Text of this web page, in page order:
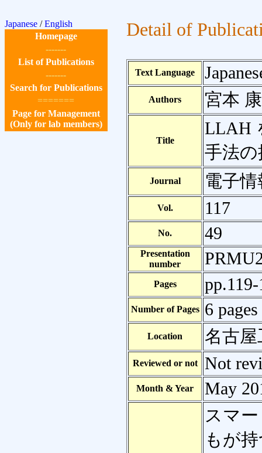
Japanese /English
Homepage
-------
List of Publications
-------
Search for Publications
=======
Page for Management
(Only for lab members)
Detail of
Text Language
Authors 宮本
Title
LLAH
手法の
Journal 電子
Vol. 117
No. 49
Presentation
number
Pages
Number of Pages 6 pages
Location 名古
Reviewed or not Not
Month & Year May
スマ
もが